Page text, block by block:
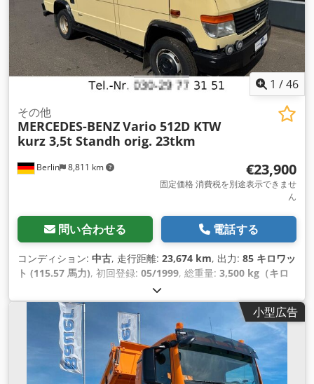
1 /46
Berlin 8,811 km
その他
MERCEDES-BENZVario 512D KTW
kurz 3,5t Standh orig. 23tkm
€23,900
固定価格 消費税を別途表示できませ
ん
問い合わせる 電話する
コンディション: 中古, 走行距離: 23,674 km, 出力: 85 キロワッ
ト (115.57 馬力), 初回登録: 05/1999, 総重量: 3,500 kg（キロ
ディーゼル
式, 排出クラス:ユーロ2, 荷室幅:1,860 mm, 荷室長:3,160
, 荷室高: 1,920 mm, 製造年: , 全長: 5,550 mm, 全幅:
, 全高: 2,950 mm , 座席数:3, 装備:ABS（アンチロッ
ク・ブレーキ・システム）, パーキングヒーター,
小型広告